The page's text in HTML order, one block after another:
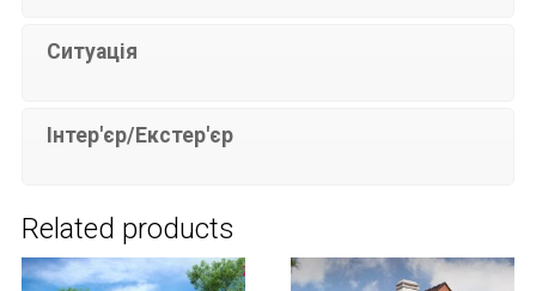
Ситуація
Інтер'єр/Екстер'єр
Related products